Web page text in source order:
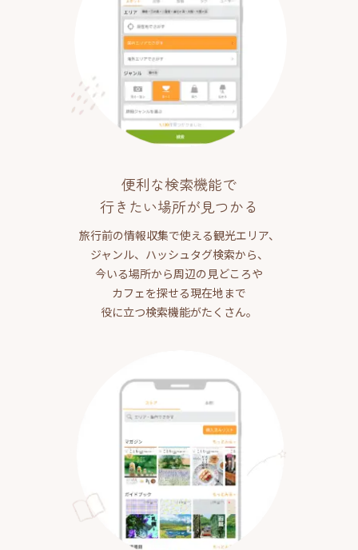
便利な検索機能で
行きたい場所が見つかる
旅行前の情報収集で使える観光エリア、
ジャンル、ハッシュタグ検索から、
今いる場所から周辺の見どころや
カフェを探せる現在地まで
役に立つ検索機能がたくさん。